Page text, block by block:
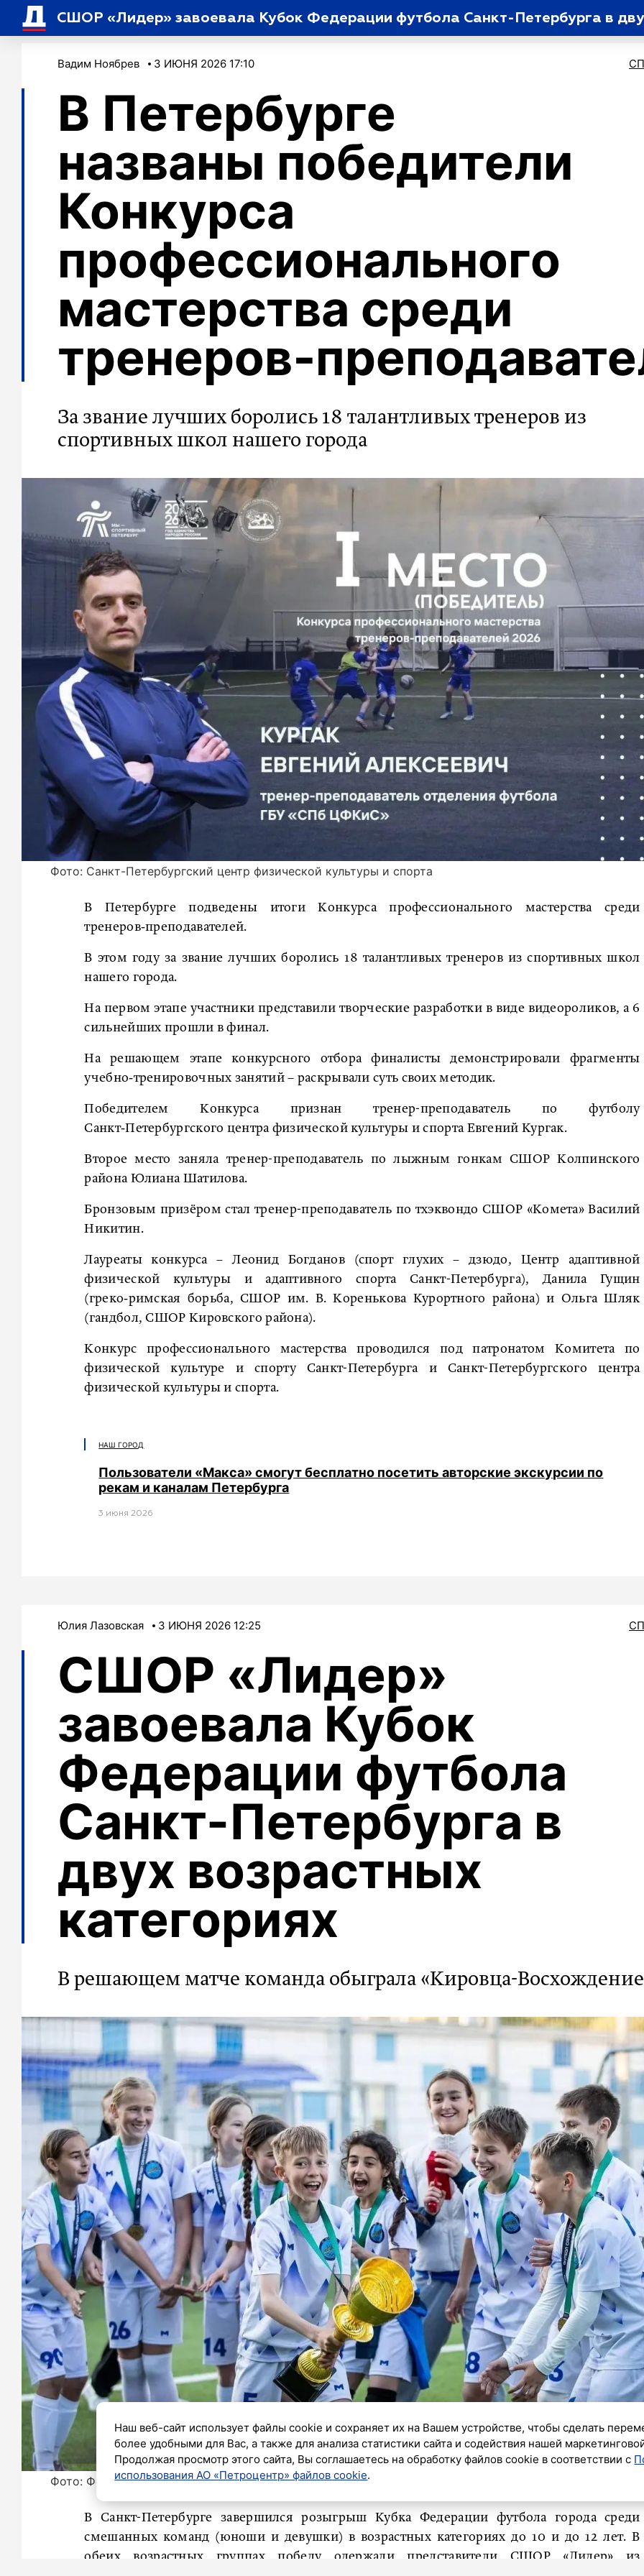
СШОР «Лидер» завоевала Кубок Федерации футбола Санкт-Петербурга в
Вадим Ноябрев 3 ИЮНЯ 2026 17:10
В Петербурге
названы победители
Конкурса
профессионального
мастерства среди
За звание лучших боролись 18 талантливых тренеров из
спортивных школ нашего города
Фото: Санкт-Петербургский центр физической культуры и спорта
В Петербурге подведены итоги Конкурса профессионального мастерства среди
тренеров‑преподавателей.
В этом году за звание лучших боролись 18 талантливых тренеров из спортивных школ
нашего города.
На первом этапе участники представили творческие разработки в виде видеороликов, а 6
сильнейших прошли в финал.
На решающем этапе конкурсного отбора финалисты демонстрировали фрагменты
учебно‑тренировочных занятий – раскрывали суть своих методик.
Победителем Конкурса признан тренер-преподаватель по футболу
Санкт‑Петербургского центра физической культуры и спорта Евгений Кургак.
Второе место заняла тренер-преподаватель по лыжным гонкам СШОР Колпинского
района Юлиана Шатилова.
Бронзовым призёром стал тренер-преподаватель по тхэквондо СШОР «Комета» Василий
Никитин.
Лауреаты конкурса – Леонид Богданов (спорт глухих – дзюдо, Центр адаптивной
физической культуры и адаптивного спорта Санкт-Петербурга), Данила Гущин
(греко‑римская борьба, СШОР им. В. Коренькова Курортного района) и Ольга Шляк
(гандбол, СШОР Кировского района).
Конкурс профессионального мастерства проводился под патронатом Комитета по
физической культуре и спорту Санкт-Петербурга и Санкт-Петербургского центра
физической культуры и спорта.
НАШ ГОРОД
Пользователи «Макса» смогут бесплатно посетить авторские экскурсии по
рекам и каналам Петербурга
3 июня 2026
Юлия Лазовская 3 ИЮНЯ 2026 12:25
СШОР «Лидер»
завоевала Кубок
Федерации футбола
Санкт-Петербурга в
двух возрастных
категориях
В решающем матче команда обыграла «Кировца-
Фото: Федерация футбола Санкт-Петербурга
В Санкт-Петербурге завершился розыгрыш Кубка Федерации футбола города среди
смешанных команд (юноши и девушки) в возрастных категориях до 10 и до 12 лет. В
обеих возрастных группах победу одержали представители СШОР «Лидер» из
Наш веб-сайт использует файлы cookie и сохраняет их на Вашем устройстве, чтобы сделать
более удобными для Вас, а также для анализа статистики сайта и содействия нашей
Продолжая просмотр этого сайта, Вы соглашаетесь на обработку файлов cookie в соответствии с
использования АО «Петроцентр» файлов cookie.